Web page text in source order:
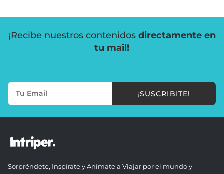
¡Recibe nuestros contenidos directamente en
tu mail!
¡SUSCRIBITE!
Sorpréndete, Inspírate y Anímate a Viajar por el mundo y